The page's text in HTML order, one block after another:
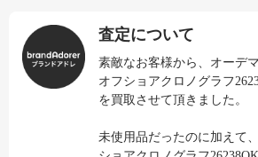
査定について
素敵なお客様から、オーデ
オフショアクロノグラフ
を買取させて頂きました。
未使用品だったのに加えて